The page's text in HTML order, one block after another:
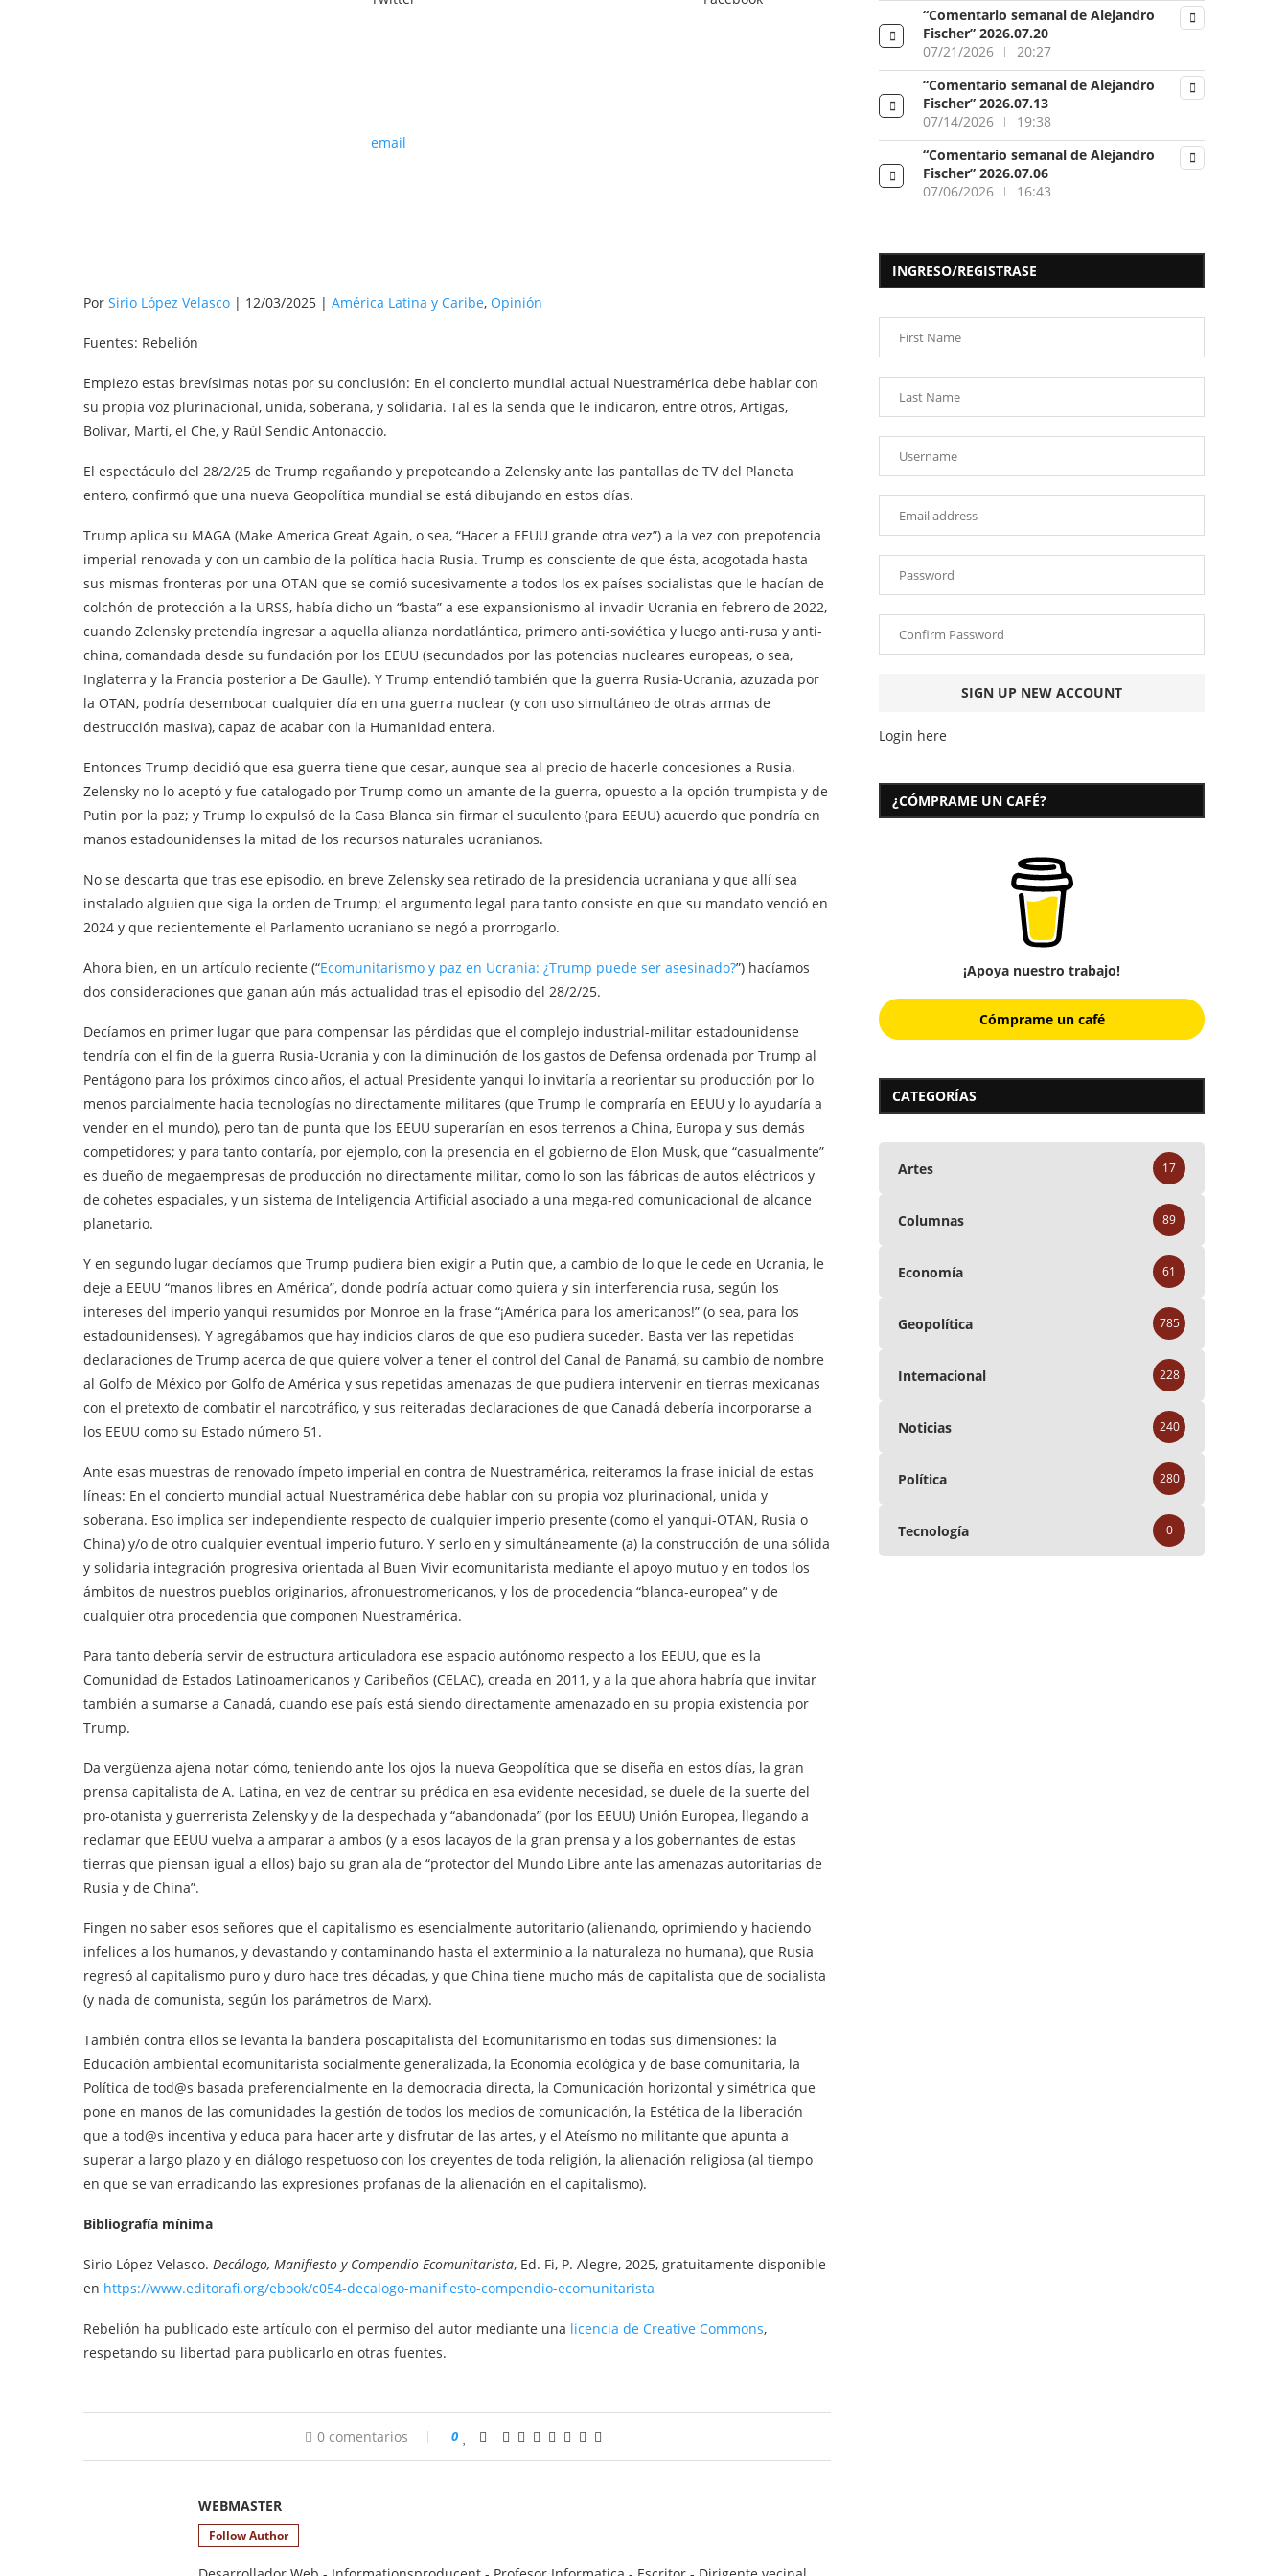
email
Por Sirio López Velasco | 12/03/2025 | América Latina y Caribe, Opinión
Fuentes: Rebelión
Empiezo estas brevísimas notas por su conclusión: En el concierto mundial actual Nuestramérica debe hablar con
su propia voz plurinacional, unida, soberana, y solidaria. Tal es la senda que le indicaron, entre otros, Artigas,
Bolívar, Martí, el Che, y Raúl Sendic Antonaccio.
El espectáculo del 28/2/25 de Trump regañando y prepoteando a Zelensky ante las pantallas de TV del Planeta
entero, confirmó que una nueva Geopolítica mundial se está dibujando en estos días.
Trump aplica su MAGA (Make America Great Again, o sea, “Hacer a EEUU grande otra vez”) a la vez con prepotencia
imperial renovada y con un cambio de la política hacia Rusia. Trump es consciente de que ésta, acogotada hasta
sus mismas fronteras por una OTAN que se comió sucesivamente a todos los ex países socialistas que le hacían de
colchón de protección a la URSS, había dicho un “basta” a ese expansionismo al invadir Ucrania en febrero de 2022,
cuando Zelensky pretendía ingresar a aquella alianza nordatlántica, primero anti-soviética y luego anti-rusa y anti-
china, comandada desde su fundación por los EEUU (secundados por las potencias nucleares europeas, o sea,
Inglaterra y la Francia posterior a De Gaulle). Y Trump entendió también que la guerra Rusia-Ucrania, azuzada por
la OTAN, podría desembocar cualquier día en una guerra nuclear (y con uso simultáneo de otras armas de
destrucción masiva), capaz de acabar con la Humanidad entera.
Entonces Trump decidió que esa guerra tiene que cesar, aunque sea al precio de hacerle concesiones a Rusia.
Zelensky no lo aceptó y fue catalogado por Trump como un amante de la guerra, opuesto a la opción trumpista y de
Putin por la paz; y Trump lo expulsó de la Casa Blanca sin firmar el suculento (para EEUU) acuerdo que pondría en
manos estadounidenses la mitad de los recursos naturales ucranianos.
No se descarta que tras ese episodio, en breve Zelensky sea retirado de la presidencia ucraniana y que allí sea
instalado alguien que siga la orden de Trump; el argumento legal para tanto consiste en que su mandato venció en
2024 y que recientemente el Parlamento ucraniano se negó a prorrogarlo.
Ahora bien, en un artículo reciente (“Ecomunitarismo y paz en Ucrania: ¿Trump puede ser asesinado?”) hacíamos
dos consideraciones que ganan aún más actualidad tras el episodio del 28/2/25.
Decíamos en primer lugar que para compensar las pérdidas que el complejo industrial-militar estadounidense
tendría con el fin de la guerra Rusia-Ucrania y con la diminución de los gastos de Defensa ordenada por Trump al
Pentágono para los próximos cinco años, el actual Presidente yanqui lo invitaría a reorientar su producción por lo
menos parcialmente hacia tecnologías no directamente militares (que Trump le compraría en EEUU y lo ayudaría a
vender en el mundo), pero tan de punta que los EEUU superarían en esos terrenos a China, Europa y sus demás
competidores; y para tanto contaría, por ejemplo, con la presencia en el gobierno de Elon Musk, que “casualmente”
es dueño de megaempresas de producción no directamente militar, como lo son las fábricas de autos eléctricos y
de cohetes espaciales, y un sistema de Inteligencia Artificial asociado a una mega-red comunicacional de alcance
planetario.
Y en segundo lugar decíamos que Trump pudiera bien exigir a Putin que, a cambio de lo que le cede en Ucrania, le
deje a EEUU “manos libres en América”, donde podría actuar como quiera y sin interferencia rusa, según los
intereses del imperio yanqui resumidos por Monroe en la frase “¡América para los americanos!” (o sea, para los
estadounidenses). Y agregábamos que hay indicios claros de que eso pudiera suceder. Basta ver las repetidas
declaraciones de Trump acerca de que quiere volver a tener el control del Canal de Panamá, su cambio de nombre
al Golfo de México por Golfo de América y sus repetidas amenazas de que pudiera intervenir en tierras mexicanas
con el pretexto de combatir el narcotráfico, y sus reiteradas declaraciones de que Canadá debería incorporarse a
los EEUU como su Estado número 51.
Ante esas muestras de renovado ímpeto imperial en contra de Nuestramérica, reiteramos la frase inicial de estas
líneas: En el concierto mundial actual Nuestramérica debe hablar con su propia voz plurinacional, unida y
soberana. Eso implica ser independiente respecto de cualquier imperio presente (como el yanqui-OTAN, Rusia o
China) y/o de otro cualquier eventual imperio futuro. Y serlo en y simultáneamente (a) la construcción de una sólida
y solidaria integración progresiva orientada al Buen Vivir ecomunitarista mediante el apoyo mutuo y en todos los
ámbitos de nuestros pueblos originarios, afronuestromericanos, y los de procedencia “blanca-europea” y de
cualquier otra procedencia que componen Nuestramérica.
Para tanto debería servir de estructura articuladora ese espacio autónomo respecto a los EEUU, que es la
Comunidad de Estados Latinoamericanos y Caribeños (CELAC), creada en 2011, y a la que ahora habría que invitar
también a sumarse a Canadá, cuando ese país está siendo directamente amenazado en su propia existencia por
Trump.
Da vergüenza ajena notar cómo, teniendo ante los ojos la nueva Geopolítica que se diseña en estos días, la gran
prensa capitalista de A. Latina, en vez de centrar su prédica en esa evidente necesidad, se duele de la suerte del
pro-otanista y guerrerista Zelensky y de la despechada y “abandonada” (por los EEUU) Unión Europea, llegando a
reclamar que EEUU vuelva a amparar a ambos (y a esos lacayos de la gran prensa y a los gobernantes de estas
tierras que piensan igual a ellos) bajo su gran ala de “protector del Mundo Libre ante las amenazas autoritarias de
Rusia y de China”.
Fingen no saber esos señores que el capitalismo es esencialmente autoritario (alienando, oprimiendo y haciendo
infelices a los humanos, y devastando y contaminando hasta el exterminio a la naturaleza no humana), que Rusia
regresó al capitalismo puro y duro hace tres décadas, y que China tiene mucho más de capitalista que de socialista
(y nada de comunista, según los parámetros de Marx).
También contra ellos se levanta la bandera poscapitalista del Ecomunitarismo en todas sus dimensiones: la
Educación ambiental ecomunitarista socialmente generalizada, la Economía ecológica y de base comunitaria, la
Política de tod@s basada preferencialmente en la democracia directa, la Comunicación horizontal y simétrica que
pone en manos de las comunidades la gestión de todos los medios de comunicación, la Estética de la liberación
que a tod@s incentiva y educa para hacer arte y disfrutar de las artes, y el Ateísmo no militante que apunta a
superar a largo plazo y en diálogo respetuoso con los creyentes de toda religión, la alienación religiosa (al tiempo
en que se van erradicando las expresiones profanas de la alienación en el capitalismo).
Bibliografía mínima
Sirio López Velasco. Decálogo, Manifiesto y Compendio Ecomunitarista, Ed. Fi, P. Alegre, 2025, gratuitamente disponible
en https://www.editorafi.org/ebook/c054-decalogo-manifiesto-compendio-ecomunitarista
Rebelión ha publicado este artículo con el permiso del autor mediante una licencia de Creative Commons,
respetando su libertad para publicarlo en otras fuentes.
0 comentarios 0
WEBMASTER
Follow Author
“Comentario semanal de Alejandro
Fischer” 2026.07.20
07/21/2026
20:27
“Comentario semanal de Alejandro
Fischer” 2026.07.13
07/14/2026
19:38
“Comentario semanal de Alejandro
Fischer” 2026.07.06
07/06/2026
16:43
INGRESO/REGISTRASE
Login here
¿CÓMPRAME UN CAFÉ?
¡Apoya nuestro trabajo!
Cómprame un café
CATEGORÍAS
Artes 17
Columnas 89
Economía 61
Geopolítica 785
Internacional 228
Noticias 240
Política 280
Tecnología 0